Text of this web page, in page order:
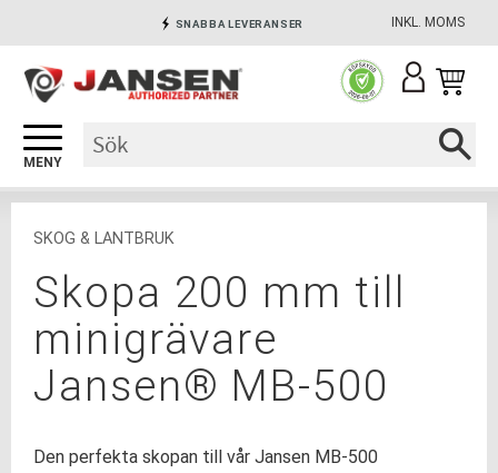
Meny
INKL. MOMS
SNABBA LEVERANSER
SÄKRA BETALNINGAR
SKOG & LANTBRUK
Skopa 200 mm till
minigrävare
Jansen® MB-500
​Den perfekta skopan till vår Jansen MB-500